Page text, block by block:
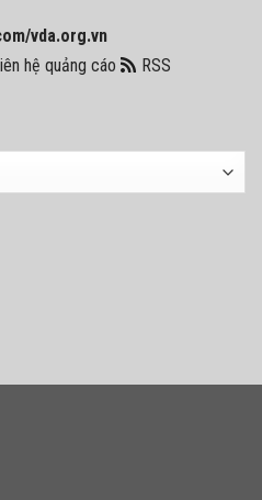
vda.org.vn
hệ quảng cáo RSS